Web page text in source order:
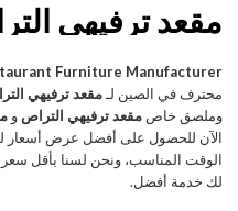
مقعد ترفيهي
Furniture Manufacturer
محترف في الصين لـمقعد ترفيهي
وملصق خاصمقعد ترفيهي التراص و
الآن للحصول على أفضل عرض أسعار
الوقت المناسب، ونحن لسنا بأقل
لك خدمة أفضل.